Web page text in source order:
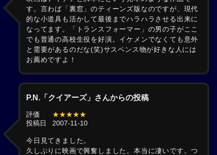
す。言わば「裏窓」のティーンズ版なのですが、現代
的な小道具も活かして最後までハラハラさせる出来に
なってます。「トランスフォーマー」の男の子がここ
でも普通の高校生役を好演。イケメンでなくても意外
と需要があるのだな(笑)サスペンス物が好きな人には
お薦めですよ！
P.N.「クイアーズ」さんからの投稿
評価
★★★★★
投稿日
2007-11-10
今日見てきました。
久しぶりに映画で興奮しました。本当に凄いです。つ